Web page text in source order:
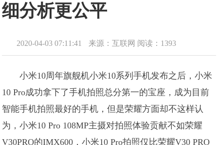
细分析更公平
2020-04-03 07:11:41 来源：互联网 阅读：1393
小米10周年旗舰机小米10系列手机发布之后，小米
10 Pro成功拿下了手机拍照总分第一的宝座，成为目前
智能手机拍照最好的手机，但是荣耀方面却不这样认
为，小米10 Pro 108MP主摄对拍照体验贡献不如荣耀
V30PRO的IMX600，小米10 Pro拍照仅比荣耀V30 PRO